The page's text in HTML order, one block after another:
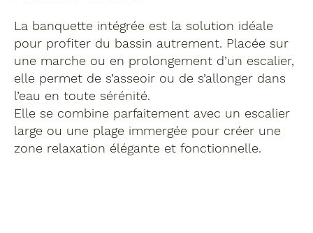
La banquette intégrée est la solution idéale
pour profiter du bassin autrement. Placée sur
une marche ou en prolongement d’un escalier,
elle permet de s’asseoir ou de s’allonger dans
l’eau en toute sérénité.
Elle se combine parfaitement avec un escalier
large ou une plage immergée pour créer une
zone relaxation élégante et fonctionnelle.